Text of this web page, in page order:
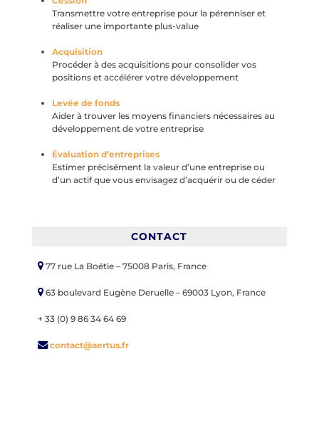
Transmettre votre entreprise pour la pérenniser et
réaliser une importante plus-value
Acquisition
Procéder à des acquisitions pour consolider vos
positions et accélérer votre développement
Levée de fonds
Aider à trouver les moyens financiers nécessaires au
développement de votre entreprise
Évaluation d’entreprises
Estimer précisément la valeur d’une entreprise ou
d’un actif que vous envisagez d’acquérir ou de céder
CONTACT
77 rue La Boétie – 75008 Paris, France
63 boulevard Eugène Deruelle – 69003 Lyon, France
+ 33 (0) 9 86 34 64 69
contact@aertus.fr